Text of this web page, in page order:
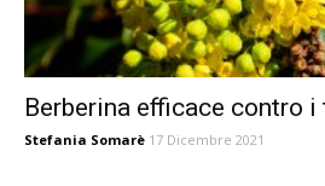
Berberina efficace contro i
Stefania Somarè 17 Dicembre 2021